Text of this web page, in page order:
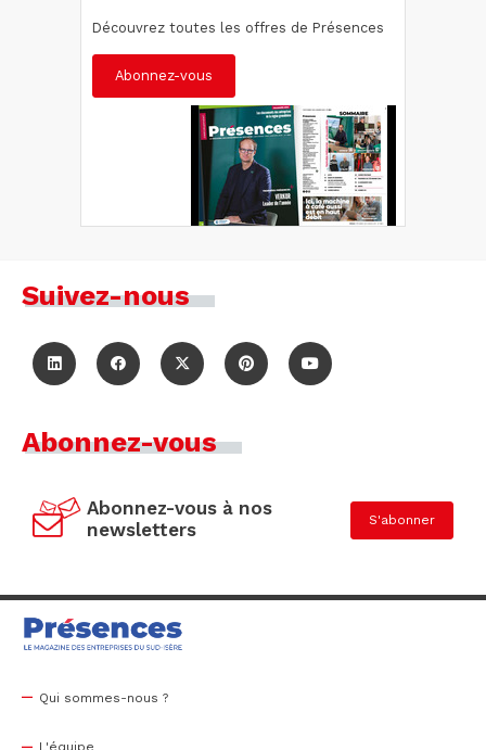
Découvrez toutes les offres de Présences
Abonnez-vous
Suivez-nous
Abonnez-vous
Abonnez-vous à nos
newsletters
S'abonner
Qui sommes-nous ?